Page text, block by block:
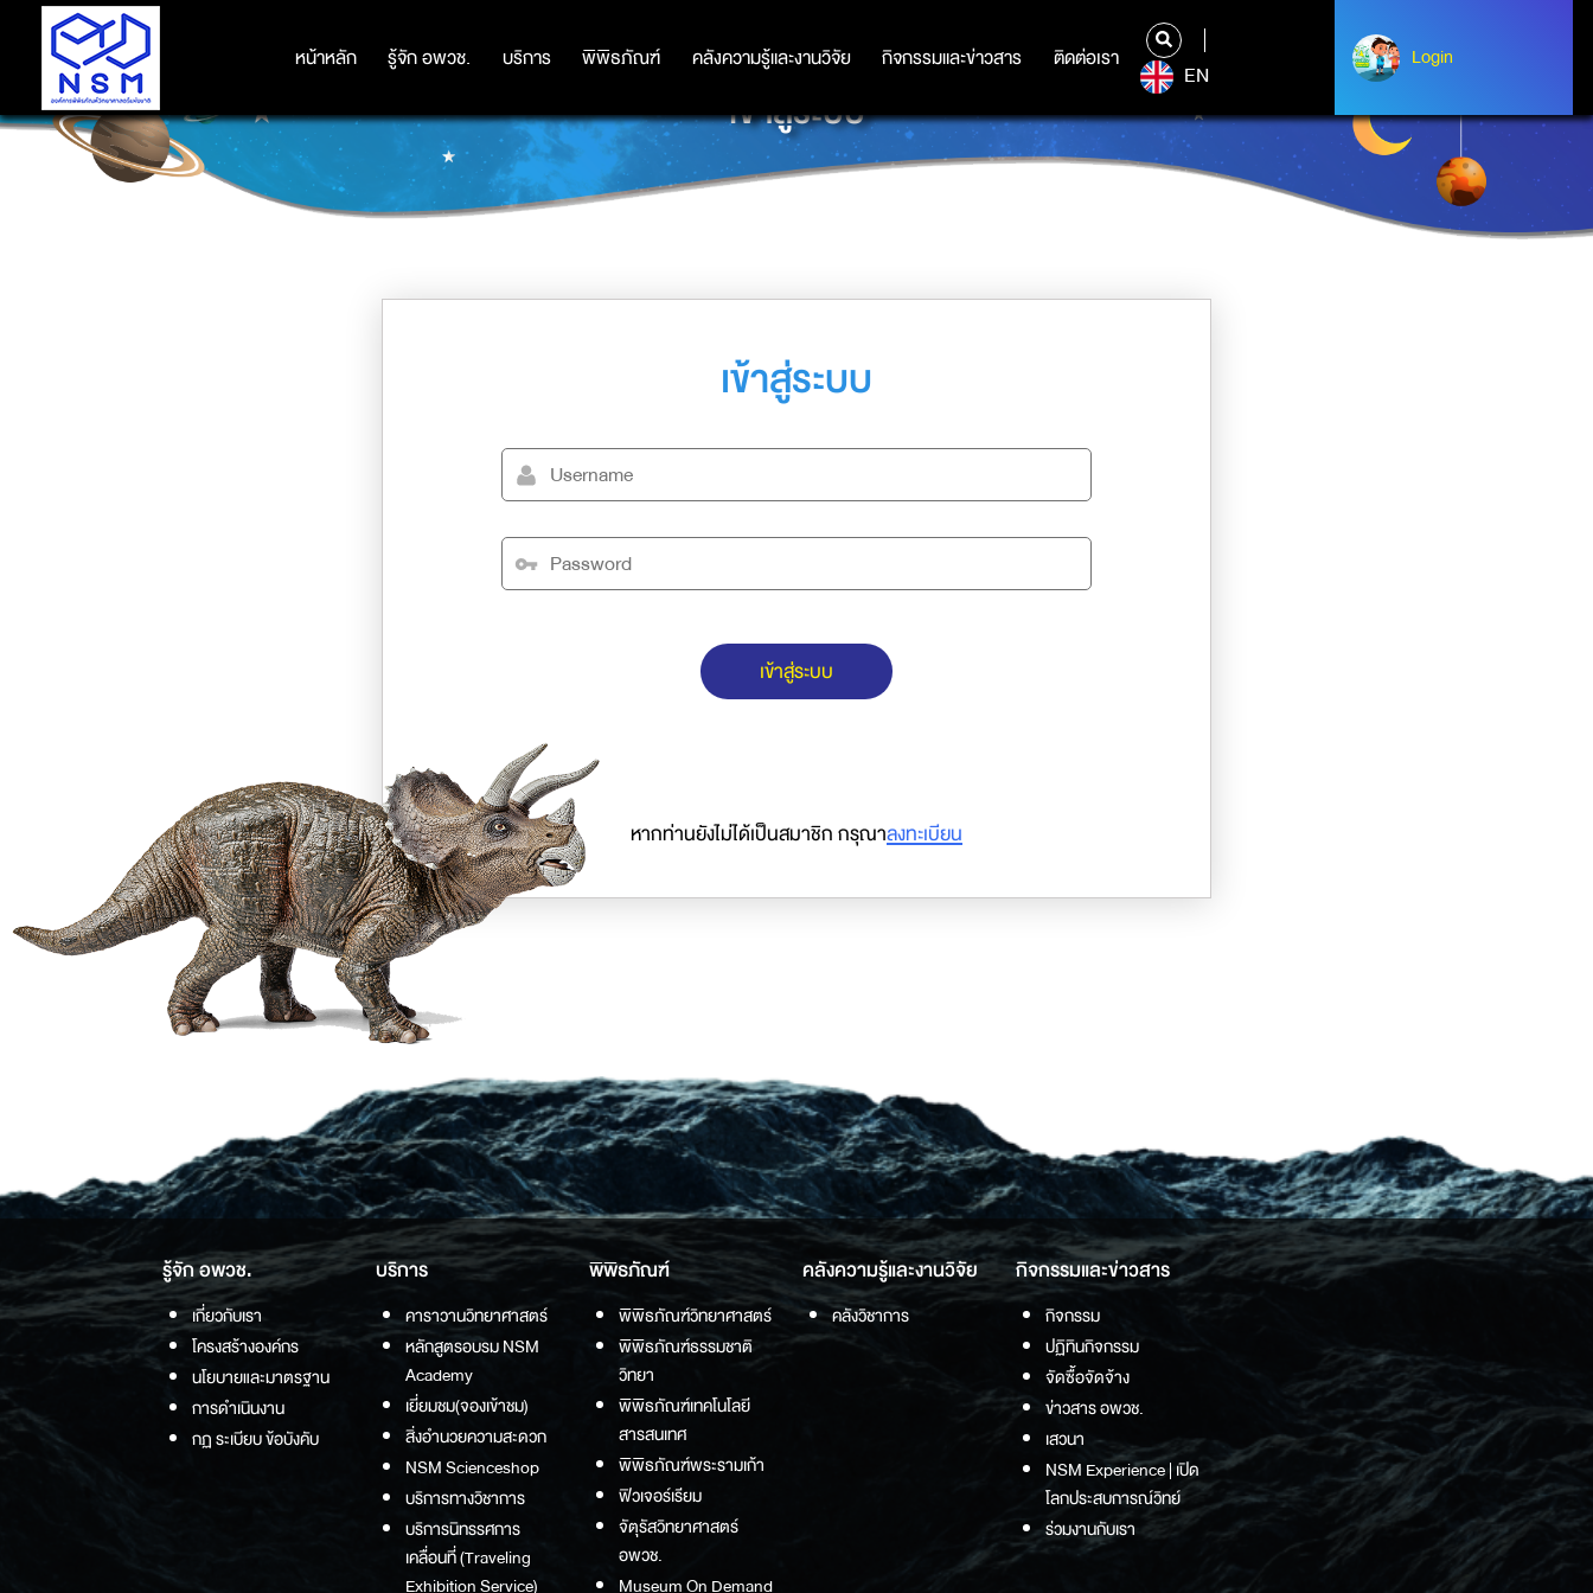
หน้าหลัก รู้จัก อพวช. บริการ พิพิธภัณฑ์ คลังความรู้และงานวิจัย กิจกรรมและข่าวสาร ติดต่อเรา
หน้าหลัก รู้จัก อพวช. บริการ พิพิธภัณฑ์ คลังความรู้และงานวิจัย กิจกรรมและข่าวสาร ติดต่อเรา
EN
Login
Albert Einstein
เข้าสู่ระบบ
เข้าสู่ระบบ
เข้าสู่ระบบ
หากท่านยังไม่ได้เป็นสมาชิก กรุณาลงทะเบียน
รู้จัก อพวช.
เกี่ยวกับเรา
โครงสร้างองค์กร
นโยบายและมาตรฐาน
การดำเนินงาน
กฏ ระเบียบ ข้อบังคับ
บริการ
คาราวานวิทยาศาสตร์
หลักสูตรอบรม NSM
Academy
เยี่ยมชม(จองเข้าชม)
สิ่งอำนวยความสะดวก
NSM Scienceshop
บริการทางวิชาการ
บริการนิทรรศการ
เคลื่อนที่ (Traveling
Exhibition Service)
พิพิธภัณฑ์
พิพิธภัณฑ์วิทยาศาสตร์
พิพิธภัณฑ์ธรรมชาติ
วิทยา
พิพิธภัณฑ์เทคโนโลยี
สารสนเทศ
พิพิธภัณฑ์พระรามเก้า
ฟิวเจอร์เรียม
จัตุรัสวิทยาศาสตร์
อพวช.
Museum On Demand
คลังความรู้และงานวิจัย
คลังวิชาการ
กิจกรรมและข่าวสาร
กิจกรรม
ปฏิทินกิจกรรม
จัดซื้อจัดจ้าง
ข่าวสาร อพวช.
เสวนา
NSM Experience | เปิด
โลกประสบการณ์วิทย์
ร่วมงานกับเรา